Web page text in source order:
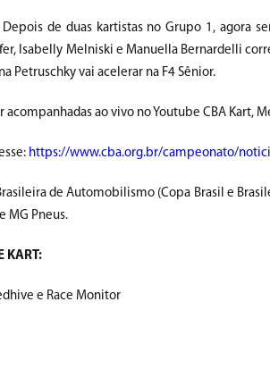
de duas kartistas no Grupo 1, agora
Isabelly Melniski e Manuella Bernardelli
Petruschky vai acelerar na F4 Sênior.
ao vivo no Youtube CBA Kart,
https://www.cba.org.br/campeonato/
de Automobilismo (Copa Brasil e
MG Pneus.
KART:
e Race Monitor